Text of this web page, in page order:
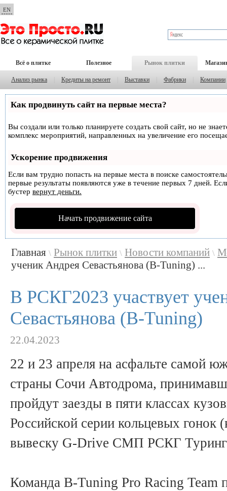
EN
Всё о плитке Полезное Рынок плитки
Анализ рынка Кредиты на ремонт Выставки Фабрики Компании
Как продвинуть сайт на первые места?
Вы создали или только планируете создать свой сайт, но не
комплекс мероприятий, направленных на увеличение его
Ускорение продвижения
Если вам трудно попасть на первые места в поиске
первые результаты появляются уже в течение первых 7 дней.
бустер вернут деньги.
Начать продвижение сайта
Главная \ Рынок плитки \ Новости компаний \
ученик Андрея Севастьянова (B-Tuning) ...
В РСКГ2023 участвует
Севастьянова (B-Tuning)
22.04.2023
22 и 23 апреля на асфальте самой
страны Сочи Автодрома,
пройдут заезды в пяти классах
Российской серии кольцевых гонок
вывеску G-Drive СМП РСКГ
Команда B-Tuning Pro Racing Team